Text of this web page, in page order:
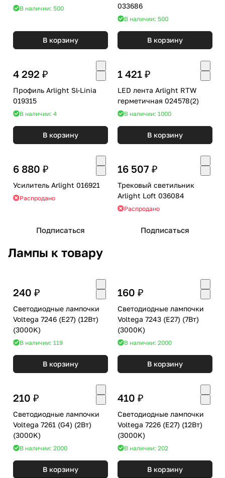
В наличии: 500
В корзину
033686
В наличии: 500
В корзину
4 292 ₽
Профиль Arlight Sl-Linia
019315
В наличии: 4
В корзину
1 421 ₽
LED лента Arlight RTW
герметичная 024578(2)
В наличии: 1000
В корзину
6 880 ₽
Усилитель Arlight 016921
Распродано
Подписаться
16 507 ₽
Трековый светильник
Arlight Loft 036084
Распродано
Подписаться
Лампы к товару
240 ₽
Светодиодные лампочки
Voltega 7246 (E27) (12Вт)
(3000K)
В наличии: 119
В корзину
160 ₽
Светодиодные лампочки
Voltega 7243 (E27) (7Вт)
(3000K)
В наличии: 2000
В корзину
210 ₽
Светодиодные лампочки
Voltega 7261 (G4) (2Вт)
(3000K)
В наличии: 2000
В корзину
410 ₽
Светодиодные лампочки
Voltega 7226 (E27) (12Вт)
(3000K)
В наличии: 202
В корзину